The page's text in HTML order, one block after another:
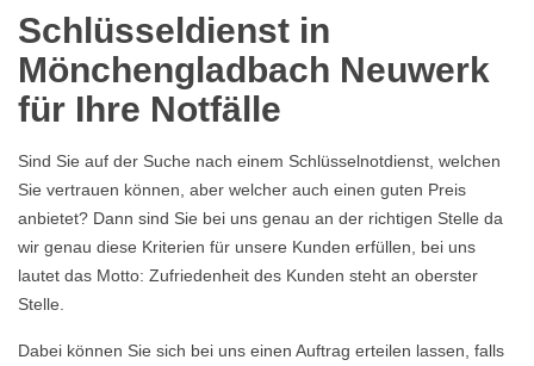
Schlüsseldienst in
Mönchengladbach Neuwerk
für Ihre Notfälle
Sind Sie auf der Suche nach einem Schlüsselnotdienst, welchen
Sie vertrauen können, aber welcher auch einen guten Preis
anbietet? Dann sind Sie bei uns genau an der richtigen Stelle da
wir genau diese Kriterien für unsere Kunden erfüllen, bei uns
lautet das Motto: Zufriedenheit des Kunden steht an oberster
Stelle.
Dabei können Sie sich bei uns einen Auftrag erteilen lassen, falls